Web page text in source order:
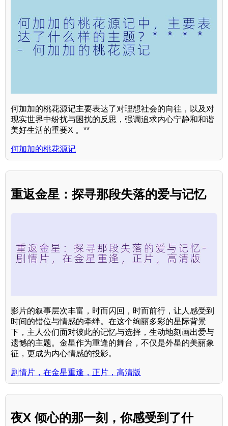
何加加的桃花源记主要表达了对理想社会的向往，以及对
现实世界中纷扰与困扰的反思，强调追求内心宁静和和谐
美好生活的重要X 。**
何加加的桃花源记
重返金星：探寻那段失落的爱与记忆
影片的叙事层次丰富，时而闪回，时而前行，让人感受到
时间的错位与情感的牵绊。在这个绚丽多彩的星际背景
下，主人公们面对彼此的记忆与选择，生动地刻画出爱与
遗憾的主题。金星作为重逢的舞台，不仅是外星的美丽象
征，更成为内心情感的投影。
剧情片，在金星重逢，正片，高清版
夜X 倾心的那一刻，你感受到了什